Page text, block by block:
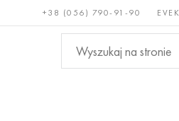
+38 (056) 790-91-90
Metale
nieżelazne